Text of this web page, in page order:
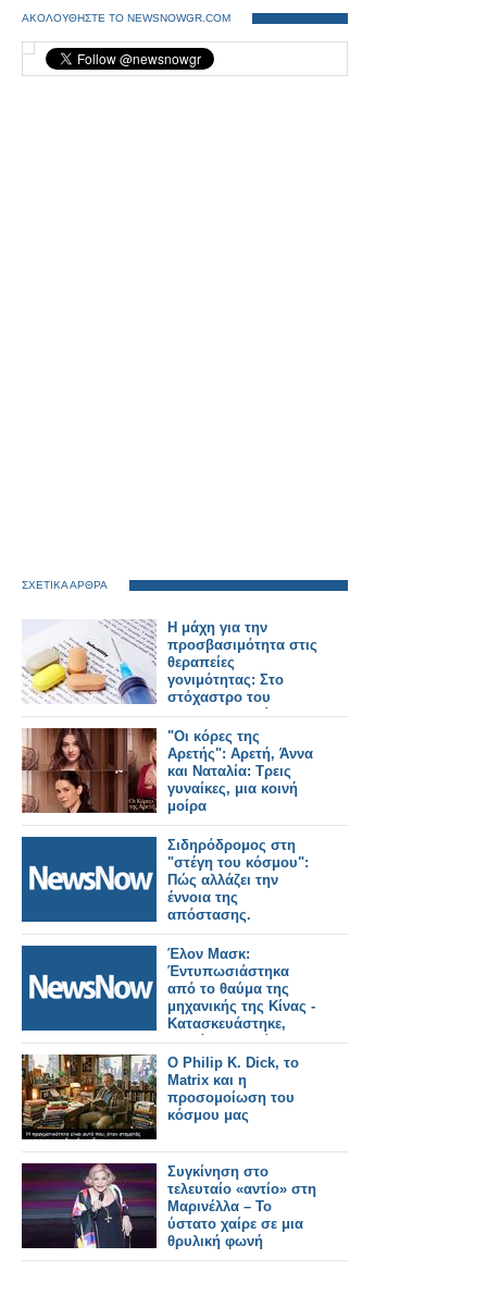
ΑΚΟΛΟΥΘΗΣΤΕ ΤΟ NEWSNOWGR.COM
ΣΧΕΤΙΚΑ ΑΡΘΡΑ
Η μάχη για την
προσβασιμότητα στις
θεραπείες
γονιμότητας: Στο
στόχαστρο του
φαρμακευτικού
κόσμου οι πρακτικές
της εταιρείας Merck
"Οι κόρες της
Αρετής": Αρετή, Άννα
και Ναταλία: Τρεις
γυναίκες, μια κοινή
μοίρα
Σιδηρόδρομος στη
"στέγη του κόσμου":
Πώς αλλάζει την
έννοια της
απόστασης.
Έλον Μασκ:
Έντυπωσιάστηκα
από το θαύμα της
μηχανικής της Κίνας -
Κατασκευάστηκε,
κοντά στο Πεκίνο, σε
2 χρόνια ο
μεγαλύτερος
σιδηροδρομικός
σταθμός του κόσμου.
Ο Philip K. Dick, το
Matrix και η
προσομοίωση του
κόσμου μας
Συγκίνηση στο
τελευταίο «αντίο» στη
Μαρινέλλα – Το
ύστατο χαίρε σε μια
θρυλική φωνή